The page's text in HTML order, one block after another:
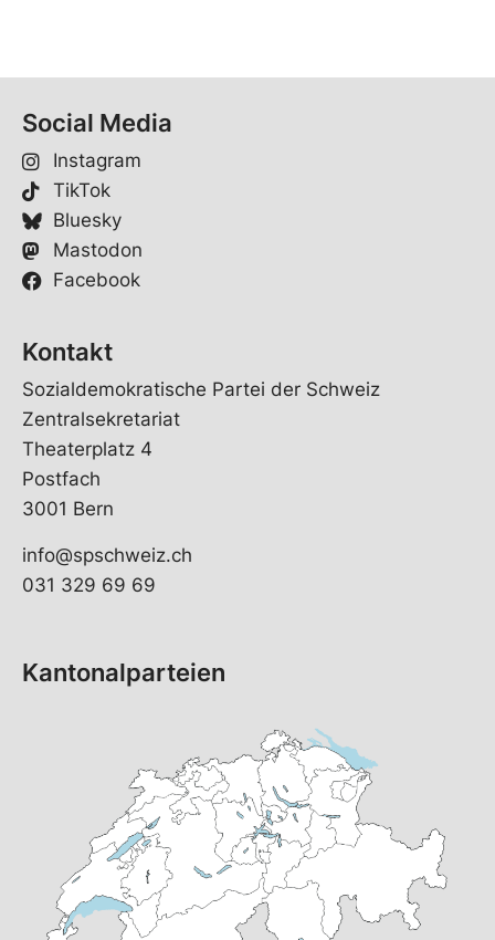
Social Media
Instagram
TikTok
Bluesky
Mastodon
Facebook
Kontakt
Sozialdemokratische Partei der Schweiz
Zentralsekretariat
Theaterplatz 4
Postfach
3001 Bern
info@spschweiz.ch
031 329 69 69
Kantonalparteien